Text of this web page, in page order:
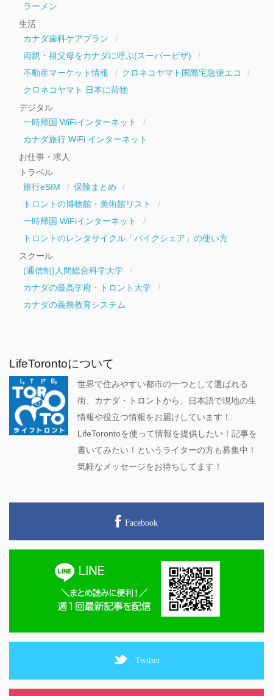
ラーメン
生活
カナダ歯科ケアプラン
両親・祖父母をカナダに呼ぶ(スーパービザ)
不動産マーケット情報
クロネコヤマト国際宅急便エコ
クロネコヤマト 日本に荷物
デジタル
一時帰国 WiFiインターネット
カナダ旅行 WiFi インターネット
お仕事・求人
トラベル
旅行eSIM
保険まとめ
トロントの博物館・美術館リスト
一時帰国 WiFiインターネット
トロントのレンタサイクル「バイクシェア」の使い方
スクール
(通信制)人間総合科学大学
カナダの最高学府・トロント大学
カナダの義務教育システム
LifeTorontoについて
世界で住みやすい都市の一つとして選ばれる
街、カナダ・トロントから、日本語で現地の生
情報や役立つ情報をお届けしています！
LifeTorontoを使って情報を提供したい！記事を
書いてみたい！というライターの方も募集中！
気軽なメッセージをお待ちしてます！
Facebook
Twitter